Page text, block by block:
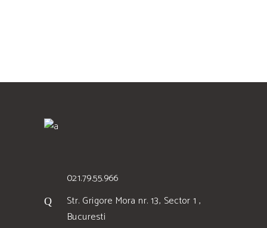
021.79.55.966
Str. Grigore Mora nr. 13, Sector 1 ,
Bucuresti